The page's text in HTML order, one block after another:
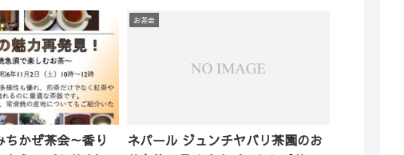
り過ぎてしま...
かぜ茶会～香り
お茶会
ネパール ジュンチヤバリ茶園のお